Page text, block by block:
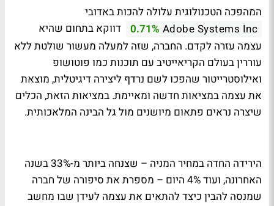
המהפכה הטכנולוגית עלולה להכות באדובי
Adobe Systems Inc
0.71% דווקא בתחום שהיא
עצמה עזרה לקדם. החברה, שזה למעלה מעשור שולטת ללא
עוררין בעולם הקריאייטיב עם תוכנות כמו פוטושופ
ואילוסטרייטור שהפכו לשם נרדף ליצירה דיגיטלית, מוצאת
את עצמה במציאות חדשה ומאיימת. במציאות הזאת, הכלים
שיצרה נראים פתאום מיושנים מול גל הבינה המלאכותית.
הירידה החדה במחיר המניה – שצנחה ביותר מ-33% בשנה
האחרונה, ועוד 4% היום – מספרת את סיפורה של חברה
שמנסה להבין כיצד להתאים את עצמה לעידן שבו מחשב